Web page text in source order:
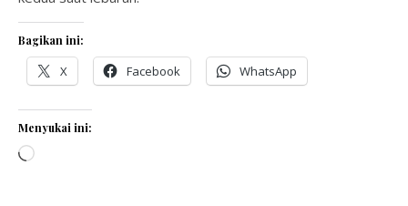
Bagikan ini:
X Facebook WhatsApp
Menyukai ini:
Memuat...